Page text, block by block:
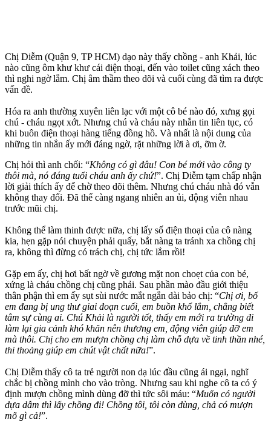
Chị Diễm (Quận 9, TP HCM) dạo này thấy chồng - anh Khải, lúc
nào cũng ôm khư khư cái điện thoại, đến vào toilet cũng xách theo
thì nghi ngờ lắm. Chị âm thầm theo dõi và cuối cùng đã tìm ra được
vấn đề.
Hóa ra anh thường xuyên liên lạc với một cô bé nào đó, xưng gọi
chú - cháu ngọt xớt. Nhưng chú và cháu này nhắn tin liên tục, có
khi buôn điện thoại hàng tiếng đồng hồ. Và nhất là nội dung của
những tin nhắn ấy mới đáng ngờ, rặt những lời à ơi, ỡm ờ.
Chị hỏi thì anh chối: “Không có gì đâu! Con bé mới vào công ty
thôi mà, nó đáng tuổi cháu anh ấy chứ!”. Chị Diễm tạm chấp nhận
lời giải thích ấy để chờ theo dõi thêm. Nhưng chú cháu nhà đó vẫn
không thay đổi. Đã thế càng ngang nhiên an ủi, động viên nhau
trước mũi chị.
Không thể làm thinh được nữa, chị lấy số điện thoại của cô nàng
kia, hẹn gặp nói chuyện phải quấy, bắt nàng ta tránh xa chồng chị
ra, không thì đừng có trách chị, chị tức lắm rồi!
Gặp em ấy, chị hơi bất ngờ về gương mặt non choẹt của con bé,
xứng là cháu chồng chị cũng phải. Sau phần mào đầu giới thiệu
thân phận thì em ấy sụt sùi nước mắt ngắn dài bảo chị: “Chị ơi, bố
em đang bị ung thư giai đoạn cuối, em buồn khổ lắm, chẳng biết
tâm sự cùng ai. Chú Khải là người tốt, thấy em mới ra trường đi
làm lại gia cảnh khó khăn nên thương em, động viên giúp đỡ em
mà thôi. Chị cho em mượn chồng chị làm chỗ dựa về tinh thần nhé,
thi thoảng giúp em chút vật chất nữa!”.
Chị Diễm thấy cô ta trẻ người non dạ lúc đầu cũng ái ngại, nghĩ
chắc bị chồng mình cho vào tròng. Nhưng sau khi nghe cô ta có ý
định mượn chồng mình dùng đỡ thì tức sôi máu: “Muốn có người
dựa dẫm thì lấy chồng đi! Chồng tôi, tôi còn dùng, chả có mượn
mõ gì cả!”.